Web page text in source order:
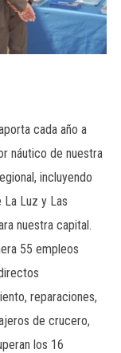
cada año a
náutico de nuestra
incluyendo
Luz y Las
nuestra capital.
55 empleos
reparaciones,
de crucero,
los 16